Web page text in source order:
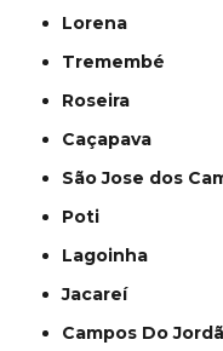
Lorena
Tremembé
Roseira
Caçapava
São Jose dos
Poti
Lagoinha
Jacareí
Campos Do